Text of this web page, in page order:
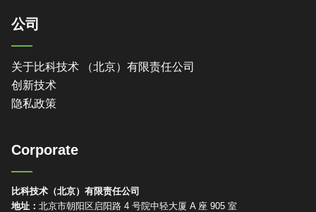
公司
关于比科技术 （北京）有限责任公司
创新技术
隐私政策
Corporate
比科技术（北京）有限责任公司
地址： 北京市朝阳区启阳路 4 号院中轻大厦 A 座 905 室